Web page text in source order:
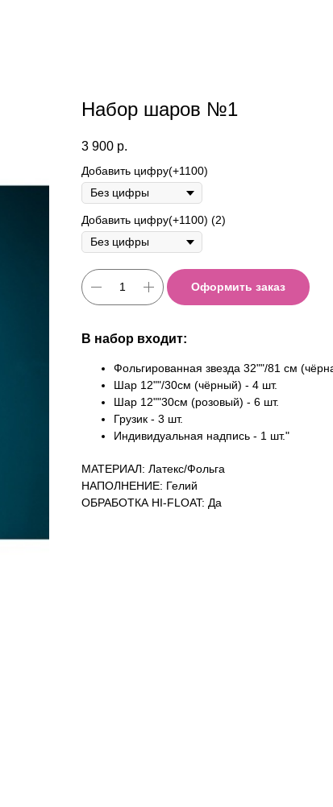
Набор шаров №1
3 900 р.
Добавить цифру(+1100)
Добавить цифру(+1100) (2)
Оформить заказ
В набор входит:
Фольгированная звезда 32""/81 см
Шар 12""/30см (чёрный) - 4 шт.
Шар 12""30см (розовый) - 6 шт.
Грузик - 3 шт.
Индивидуальная надпись - 1 шт."
МАТЕРИАЛ: Латекс/Фольга
НАПОЛНЕНИЕ: Гелий
ОБРАБОТКА HI-FLOAT: Да